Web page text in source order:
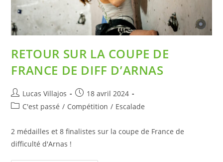
RETOUR SUR LA COUPE DE
FRANCE DE DIFF D’ARNAS
Lucas Villajos
18 avril 2024
C'est passé / Compétition / Escalade
2 médailles et 8 finalistes sur la coupe de France de
difficulté d'Arnas !